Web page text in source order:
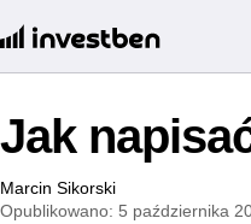
Jak
Marcin Sikorski
Opublikowano: 5 października